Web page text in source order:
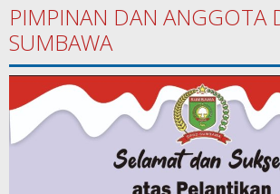
PIMPINAN DAN ANGGOTA
SUMBAWA